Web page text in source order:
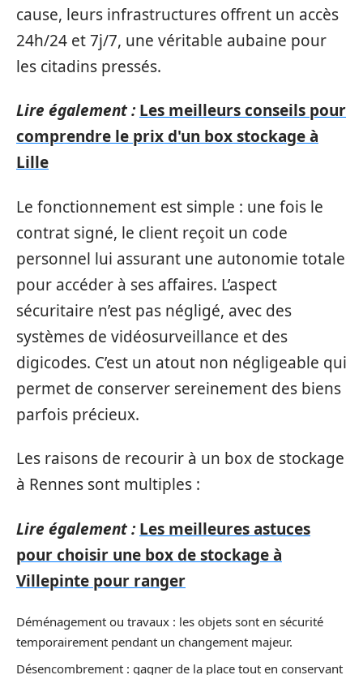
cause, leurs infrastructures offrent un accès
24h/24 et 7j/7, une véritable aubaine pour
les citadins pressés.
Lire également : Les meilleurs conseils pour
comprendre le prix d'un box stockage à
Lille
Le fonctionnement est simple : une fois le
contrat signé, le client reçoit un code
personnel lui assurant une autonomie totale
pour accéder à ses affaires. L’aspect
sécuritaire n’est pas négligé, avec des
systèmes de vidéosurveillance et des
digicodes. C’est un atout non négligeable qui
permet de conserver sereinement des biens
parfois précieux.
Les raisons de recourir à un box de stockage
à Rennes sont multiples :
Lire également : Les meilleures astuces
pour choisir une box de stockage à
Villepinte pour ranger
Déménagement ou travaux : les objets sont en sécurité
temporairement pendant un changement majeur.
Désencombrement : gagner de la place tout en conservant